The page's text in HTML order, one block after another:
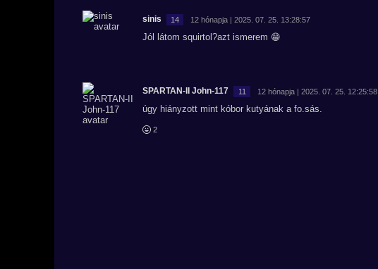
sinis 14 12 hónapja | 2025. 07. 25. 13:28:57
Jól látom squirtol?azt ismerem 😁
SPARTAN-II John-117 11 12 hónapja | 2025. 07. 25. 12:25:58
úgy hiányzott mint kóbor kutyának a fo.sás.
2